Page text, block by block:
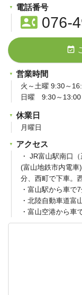
ョ電話番号
contact_phone076-
event_available
営業時間
火～土曜 9:30～
日曜 9:30～13:00
休業日
月曜日
アクセス
・ JR富山駅南口
(富山地鉄市内電車
分、西町で下車。
・富山駅から車で
・北陸自動車道富
・富山空港から車